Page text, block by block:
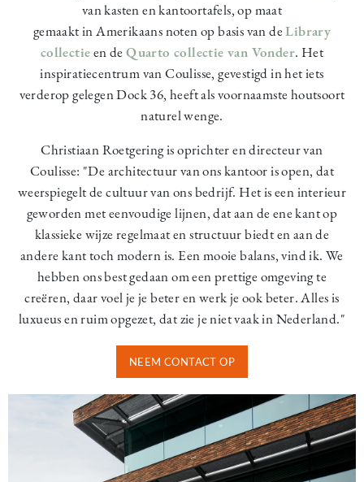
van kasten en kantoortafels, op maat
gemaakt inAmerikaans noten op basis van deLibrary
collectieen deQuarto collectie van Vonder. Het
inspiratiecentrum van Coulisse, gevestigd in het iets
verderop gelegen Dock 36, heeft als voornaamste houtsoort
naturel wenge.
Christiaan Roetgering is oprichter en directeur van
Coulisse: "De architectuur van ons kantoor is open, dat
weerspiegelt de cultuur van ons bedrijf. Het is een interieur
geworden met eenvoudige lijnen, dat aan de ene kant op
klassieke wijze regelmaat en structuur biedt en aan de
andere kant toch modern is. Een mooie balans, vind ik. We
hebben ons best gedaan om een prettige omgeving te
creëren, daar voel je je beter en werk je ook beter. Alles is
luxueus en ruim opgezet, dat zie je niet vaak in Nederland."
NEEM CONTACT OP